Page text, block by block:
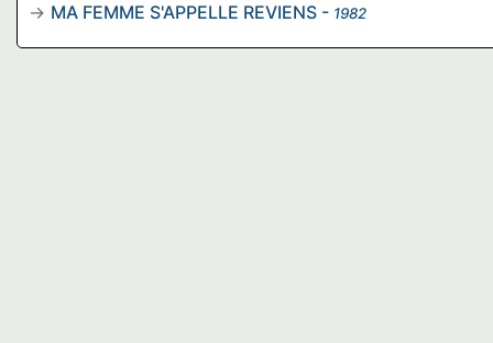
MA FEMME S'APPELLE REVIENS - 1982